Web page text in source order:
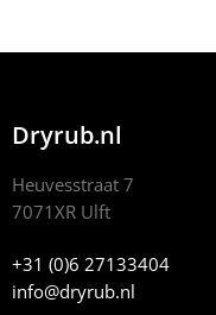
Dryrub.nl
Heuvesstraat 7
7071XR Ulft
+31 (0)6 27133404
info@dryrub.nl